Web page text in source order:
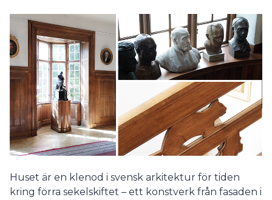
Huset är en klenod i svensk arkitektur för tiden
kring förra sekelskiftet – ett konstverk från fasaden i